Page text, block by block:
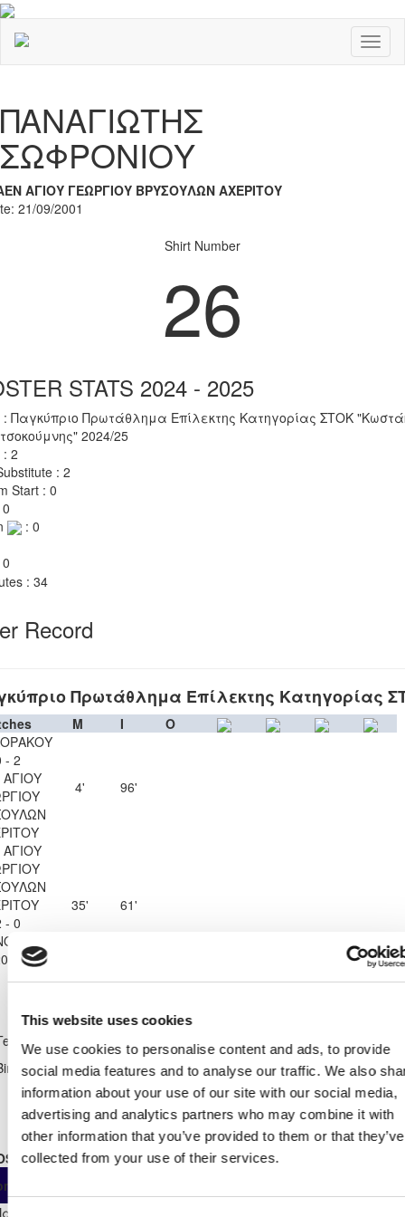
This website uses cookies
We use cookies to personalise content and ads, to provide
social media features and to analyse our traffic. We also
information about your use of our site with our social media,
advertising and analytics partners who may combine it with
other information that you’ve provided to them or that they’ve
collected from your use of their services.
ΠΑΝΑΓΙΩΤΗΣ
ΣΩΦΡΟΝΙΟΥ
ΑΓΙΟΥ ΓΕΩΡΓΙΟΥ ΒΡΥΣΟΥΛΩΝ ΑΧΕΡΙΤΟΥ
21/09/2001
Shirt Number
26
STATS 2024 - 2025
: Παγκύπριο Πρωτάθλημα Επίλεκτης Κατηγορίας ΣΤΟΚ
2024/25
: 2
: 2
Start : 0
: 0
: 34
Record
Πρωτάθλημα Επίλεκτης Κατηγορίας
M I
O
- 2
4' 96'
- 0
F.C.
35' 61'
ΑΕΝ ΑΓΙΟΥ ΓΕΩΡΓΙΟΥ
ΒΡΥΣΟΥΛΩΝ ΑΧΕΡΙΤΟΥ
21/09/2001 26
STATS 2024 - 2025
Substitute Start